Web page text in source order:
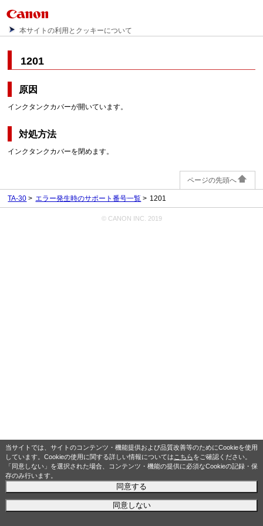
当サイトでは、サイトのコンテンツ・機能提供および品質改善等のためにCookieを使用
しています。Cookieの使用に関する詳しい情報については こちらをご確認ください。
「同意しない」を選択された場合、コンテンツ・機能の提供に必須なCookieの記録・保
存のみ行います。
同意する
同意しない
本サイトの利用とクッキーについて
1201
原因
インクタンクカバーが開いています。
対処方法
インクタンクカバーを閉めます。
ページの先頭へ
TA-30 エラー発生時のサポート番号一覧 1201
© CANON INC. 2019